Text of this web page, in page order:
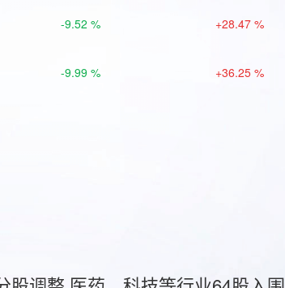
-9.52 % +28.47 %
-9.99 % +36.25 %